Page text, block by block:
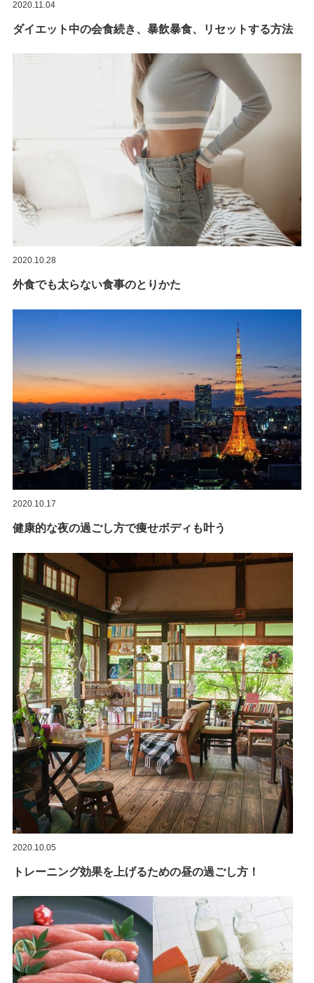
2020.11.04
ダイエット中の会食続き、暴飲暴食、リセットする方法
2020.10.28
外食でも太らない食事のとりかた
2020.10.17
健康的な夜の過ごし方で痩せボディも叶う
2020.10.05
トレーニング効果を上げるための昼の過ごし方！